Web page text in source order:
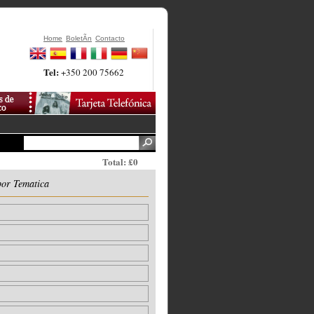
Home BoletÃ­n Contacto
Tel:+350 200 75662
Total: £0
Tematica